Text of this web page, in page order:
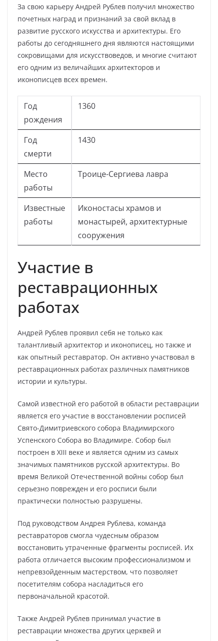
За свою карьеру Андрей Рублев получил множество
почетных наград и признаний за свой вклад в
развитие русского искусства и архитектуры. Его
работы до сегодняшнего дня являются настоящими
сокровищами для искусствоведов, и многие считают
его одним из величайших архитекторов и
иконописцев всех времен.
Год
рождения
1360
Год
смерти
1430
Место
работы
Троице-Сергиева лавра
Известные
работы
Иконостасы храмов и
монастырей, архитектурные
сооружения
Участие в
реставрационных
работах
Андрей Рублев проявил себя не только как
талантливый архитектор и иконописец, но также и
как опытный реставратор. Он активно участвовал в
реставрационных работах различных памятников
истории и культуры.
Самой известной его работой в области реставрации
является его участие в восстановлении росписей
Свято-Димитриевского собора Владимирского
Успенского Собора во Владимире. Собор был
построен в XIII веке и является одним из самых
значимых памятников русской архитектуры. Во
время Великой Отечественной войны собор был
серьезно поврежден и его росписи были
практически полностью разрушены.
Под руководством Андрея Рублева, команда
реставраторов смогла чудесным образом
восстановить утраченные фрагменты росписей. Их
работа отличается высоким профессионализмом и
непревзойденным мастерством, что позволяет
посетителям собора насладиться его
первоначальной красотой.
Также Андрей Рублев принимал участие в
реставрации множества других церквей и